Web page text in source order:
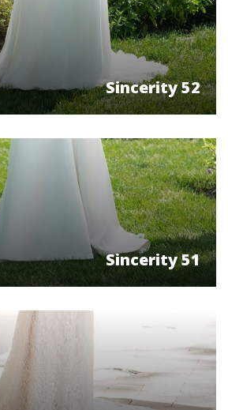
Sincerity 52
Se mere
Sincerity 51
Se mere